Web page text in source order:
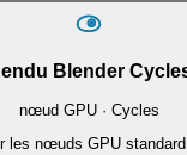
Blender
nœud GPU · Cycles
les nœuds GPU